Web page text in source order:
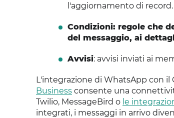
l'aggiornamento di record.
Condizioni: regole che
del messaggio, ai
Avvisi: avvisi inviati ai
L'integrazione di WhatsApp con il
Business consente una
Twilio, MessageBird o le
integrati, i messaggi in arrivo